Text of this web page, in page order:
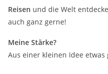
Reisen und die Welt
auch ganz gerne!
Meine Stärke?
Aus einer kleinen Idee